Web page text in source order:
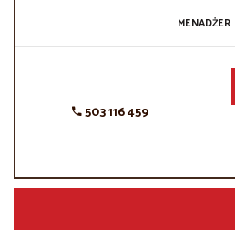
MENADŻER
503 116 459